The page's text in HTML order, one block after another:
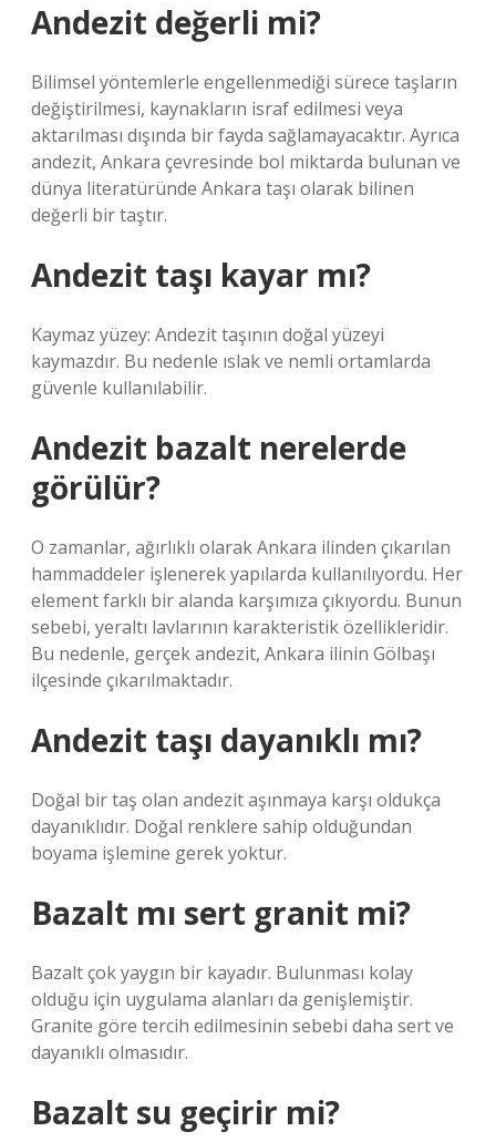
Andezit değerli mi?
Bilimsel yöntemlerle engellenmediği sürece taşların
değiştirilmesi, kaynakların israf edilmesi veya
aktarılması dışında bir fayda sağlamayacaktır. Ayrıca
andezit, Ankara çevresinde bol miktarda bulunan ve
dünya literatüründe Ankara taşı olarak bilinen
değerli bir taştır.
Andezit taşı kayar mı?
Kaymaz yüzey: Andezit taşının doğal yüzeyi
kaymazdır. Bu nedenle ıslak ve nemli ortamlarda
güvenle kullanılabilir.
Andezit bazalt nerelerde
görülür?
O zamanlar, ağırlıklı olarak Ankara ilinden çıkarılan
hammaddeler işlenerek yapılarda kullanılıyordu. Her
element farklı bir alanda karşımıza çıkıyordu. Bunun
sebebi, yeraltı lavlarının karakteristik özellikleridir.
Bu nedenle, gerçek andezit, Ankara ilinin Gölbaşı
ilçesinde çıkarılmaktadır.
Andezit taşı dayanıklı mı?
Doğal bir taş olan andezit aşınmaya karşı oldukça
dayanıklıdır. Doğal renklere sahip olduğundan
boyama işlemine gerek yoktur.
Bazalt mı sert granit mi?
Bazalt çok yaygın bir kayadır. Bulunması kolay
olduğu için uygulama alanları da genişlemiştir.
Granite göre tercih edilmesinin sebebi daha sert ve
dayanıklı olmasıdır.
Bazalt su geçirir mi?